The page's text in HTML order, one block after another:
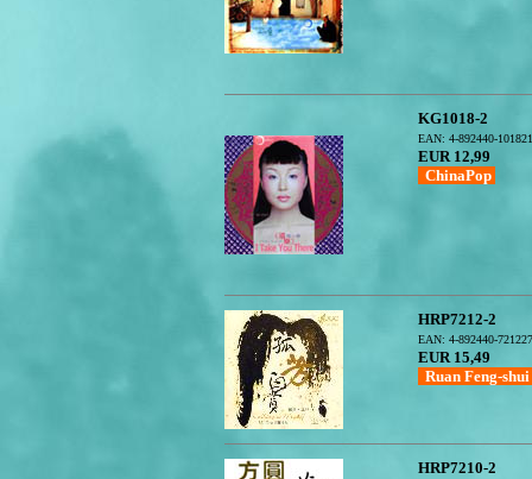
KG1018-2
EAN: 4-892440-101821
EUR 12,99
ChinaPop
HRP7212-2
EAN: 4-892440-721227
EUR 15,49
Ruan Feng-shui
HRP7210-2